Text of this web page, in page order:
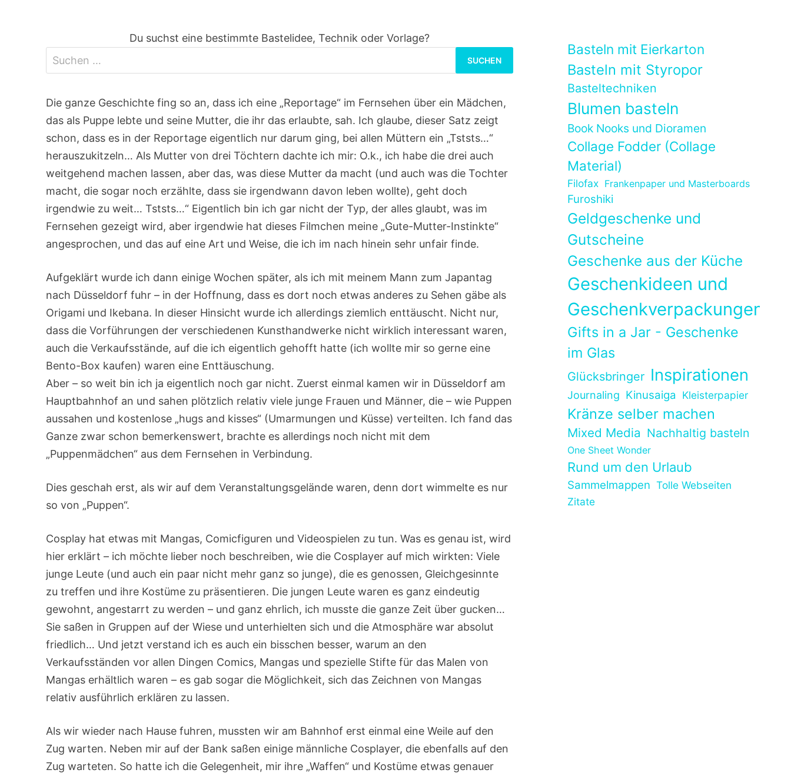
Du suchst eine bestimmte Bastelidee, Technik oder Vorlage?
nach:
Die ganze Geschichte fing so an, dass ich eine „Reportage“ im Fernsehen über ein Mädchen,
das als Puppe lebte und seine Mutter, die ihr das erlaubte, sah. Ich glaube, dieser Satz zeigt
schon, dass es in der Reportage eigentlich nur darum ging, bei allen Müttern ein „Tststs…“
herauszukitzeln… Als Mutter von drei Töchtern dachte ich mir: O.k., ich habe die drei auch
weitgehend machen lassen, aber das, was diese Mutter da macht (und auch was die Tochter
macht, die sogar noch erzählte, dass sie irgendwann davon leben wollte), geht doch
irgendwie zu weit… Tststs…“ Eigentlich bin ich gar nicht der Typ, der alles glaubt, was im
Fernsehen gezeigt wird, aber irgendwie hat dieses Filmchen meine „Gute-Mutter-Instinkte“
angesprochen, und das auf eine Art und Weise, die ich im nach hinein sehr unfair finde.
Aufgeklärt wurde ich dann einige Wochen später, als ich mit meinem Mann zum Japantag
nach Düsseldorf fuhr – in der Hoffnung, dass es dort noch etwas anderes zu Sehen gäbe als
Origami und Ikebana. In dieser Hinsicht wurde ich allerdings ziemlich enttäuscht. Nicht nur,
dass die Vorführungen der verschiedenen Kunsthandwerke nicht wirklich interessant waren,
auch die Verkaufsstände, auf die ich eigentlich gehofft hatte (ich wollte mir so gerne eine
Bento-Box kaufen) waren eine Enttäuschung.
Aber – so weit bin ich ja eigentlich noch gar nicht. Zuerst einmal kamen wir in Düsseldorf am
Hauptbahnhof an und sahen plötzlich relativ viele junge Frauen und Männer, die – wie Puppen
aussahen und kostenlose „hugs and kisses“ (Umarmungen und Küsse) verteilten. Ich fand das
Ganze zwar schon bemerkenswert, brachte es allerdings noch nicht mit dem
„Puppenmädchen“ aus dem Fernsehen in Verbindung.
Dies geschah erst, als wir auf dem Veranstaltungsgelände waren, denn dort wimmelte es nur
so von „Puppen“.
Cosplay hat etwas mit Mangas, Comicfiguren und Videospielen zu tun. Was es genau ist, wird
hier erklärt – ich möchte lieber noch beschreiben, wie die Cosplayer auf mich wirkten: Viele
junge Leute (und auch ein paar nicht mehr ganz so junge), die es genossen, Gleichgesinnte
zu treffen und ihre Kostüme zu präsentieren. Die jungen Leute waren es ganz eindeutig
gewohnt, angestarrt zu werden – und ganz ehrlich, ich musste die ganze Zeit über gucken…
Sie saßen in Gruppen auf der Wiese und unterhielten sich und die Atmosphäre war absolut
friedlich… Und jetzt verstand ich es auch ein bisschen besser, warum an den
Verkaufsständen vor allen Dingen Comics, Mangas und spezielle Stifte für das Malen von
Mangas erhältlich waren – es gab sogar die Möglichkeit, sich das Zeichnen von Mangas
relativ ausführlich erklären zu lassen.
Als wir wieder nach Hause fuhren, mussten wir am Bahnhof erst einmal eine Weile auf den
Zug warten. Neben mir auf der Bank saßen einige männliche Cosplayer, die ebenfalls auf den
Zug warteten. So hatte ich die Gelegenheit, mir ihre „Waffen“ und Kostüme etwas genauer
Basteln mit Eierkarton
Basteln mit Styropor
Basteltechniken
Blumen basteln
Book Nooks und Dioramen
Collage Fodder (Collage
Material)
Filofax Frankenpaper und Masterboards
Furoshiki
Geldgeschenke und
Gutscheine
Geschenke aus der Küche
Geschenkideen und
Geschenkverpackungen
Gifts in a Jar - Geschenke
im Glas
Glücksbringer Inspirationen
Journaling Kinusaiga Kleisterpapier
Kränze selber machen
Mixed Media Nachhaltig basteln
One Sheet Wonder
Rund um den Urlaub
Sammelmappen Tolle Webseiten
Zitate